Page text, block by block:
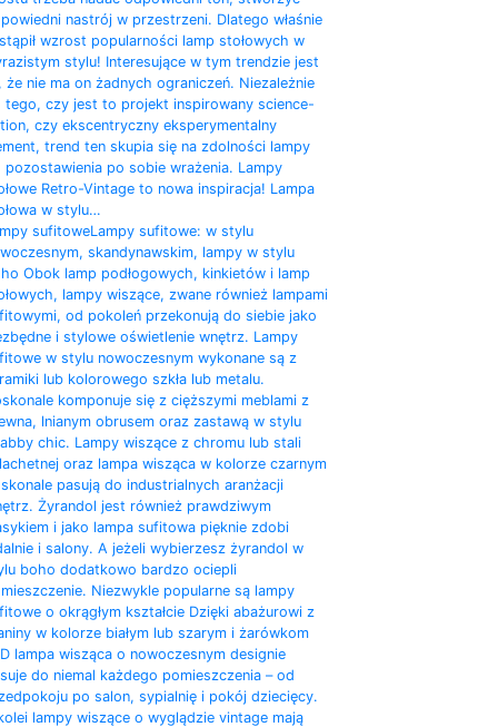
nastrój w przestrzeni. Dlatego właśnie
wzrost popularności lamp stołowych w
stylu! Interesujące w tym trendzie jest
że nie ma on żadnych ograniczeń. Niezależnie
tego, czy jest to projekt inspirowany science-
czy ekscentryczny eksperymentalny
trend ten skupia się na zdolności lampy
pozostawienia po sobie wrażenia. Lampy
Retro-Vintage to nowa inspiracja! Lampa
w stylu…
sufitoweLampy sufitowe: w stylu
skandynawskim, lampy w stylu
Obok lamp podłogowych, kinkietów i lamp
lampy wiszące, zwane również lampami
od pokoleń przekonują do siebie jako
i stylowe oświetlenie wnętrz. Lampy
w stylu nowoczesnym wykonane są z
lub kolorowego szkła lub metalu.
komponuje się z cięższymi meblami z
lnianym obrusem oraz zastawą w stylu
chic. Lampy wiszące z chromu lub stali
oraz lampa wisząca w kolorze czarnym
pasują do industrialnych aranżacji
Żyrandol jest również prawdziwym
i jako lampa sufitowa pięknie zdobi
i salony. A jeżeli wybierzesz żyrandol w
boho dodatkowo bardzo ociepli
Niezwykle popularne są lampy
o okrągłym kształcie Dzięki abażurowi z
w kolorze białym lub szarym i żarówkom
lampa wisząca o nowoczesnym designie
do niemal każdego pomieszczenia – od
po salon, sypialnię i pokój dziecięcy.
lampy wiszące o wyglądzie vintage mają